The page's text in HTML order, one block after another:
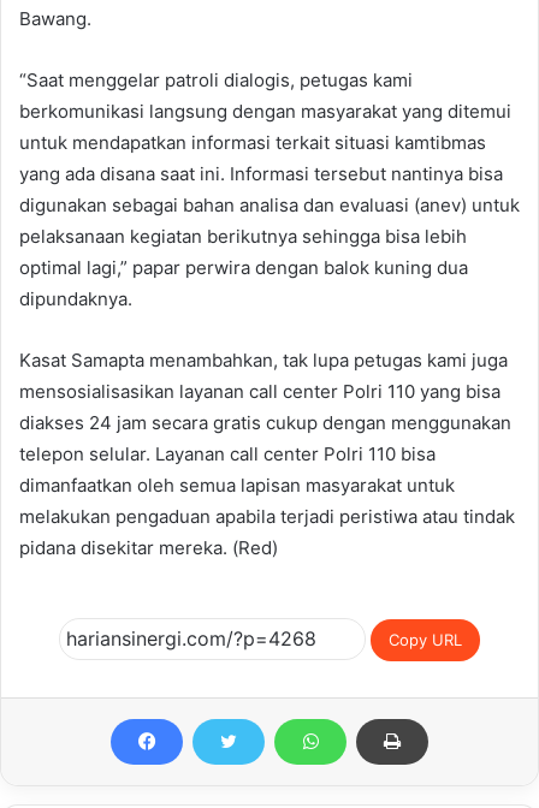
Bawang.
“Saat menggelar patroli dialogis, petugas kami
berkomunikasi langsung dengan masyarakat yang ditemui
untuk mendapatkan informasi terkait situasi kamtibmas
yang ada disana saat ini. Informasi tersebut nantinya bisa
digunakan sebagai bahan analisa dan evaluasi (anev) untuk
pelaksanaan kegiatan berikutnya sehingga bisa lebih
optimal lagi,” papar perwira dengan balok kuning dua
dipundaknya.
Kasat Samapta menambahkan, tak lupa petugas kami juga
mensosialisasikan layanan call center Polri 110 yang bisa
diakses 24 jam secara gratis cukup dengan menggunakan
telepon selular. Layanan call center Polri 110 bisa
dimanfaatkan oleh semua lapisan masyarakat untuk
melakukan pengaduan apabila terjadi peristiwa atau tindak
pidana disekitar mereka. (Red)
Copy URL